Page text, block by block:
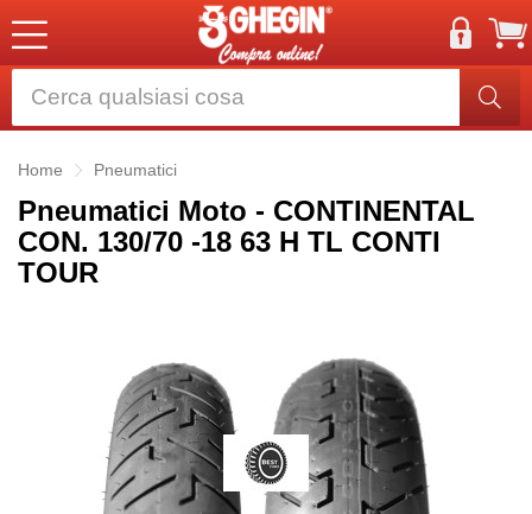
Home Pneumatici
Pneumatici Moto - CONTINENTAL
CON. 130/70 -18 63 H TL CONTI
TOUR